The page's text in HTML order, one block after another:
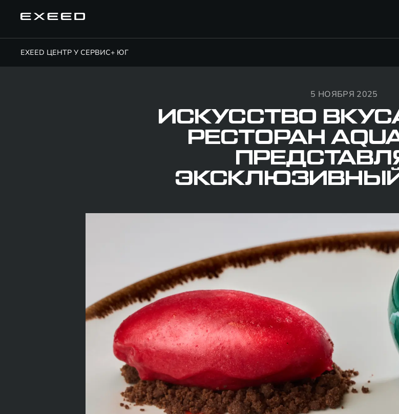
EXEED ЦЕНТР У СЕРВИС+ ЮГ
5 НОЯБРЯ 2025
ИСКУССТВО
РЕСТОРАН